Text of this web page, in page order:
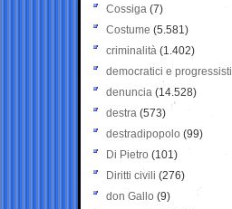
Cossiga (7)
Costume (5.581)
criminalità (1.402)
democratici e progressisti
denuncia (14.528)
destra (573)
destradipopolo (99)
Di Pietro (101)
Diritti civili (276)
don Gallo (9)